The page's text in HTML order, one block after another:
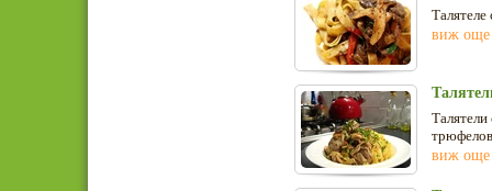
виж още
виж още